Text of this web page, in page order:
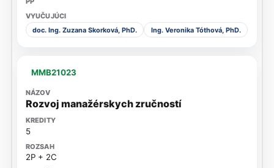
doc. Ing. Zuzana Skorková, PhD. Ing. Veronika Tóthová, PhD.
MMB21023
Rozvoj manažérskych zručností
5
2P + 2C